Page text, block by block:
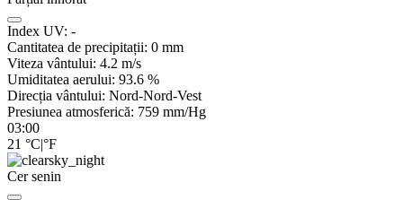
Index UV: -
Cantitatea de precipitații: 0 mm
Viteza vântului: 4.2 m/s
Umiditatea aerului: 93.6 %
Direcția vântului: Nord-Nord-Vest
Presiunea atmosferică: 759 mm/Hg
03:00
21 °C|°F
Cer senin